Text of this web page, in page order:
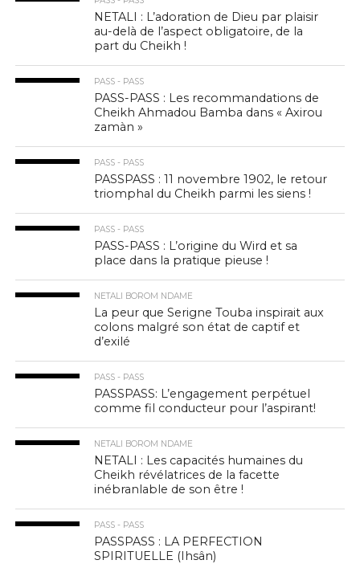
NETALI : L’adoration de Dieu par plaisir
au-delà de l’aspect obligatoire, de la
part du Cheikh !
PASS - PASS
PASS-PASS : Les recommandations de
Cheikh Ahmadou Bamba dans « Axirou
zamàn »
PASS - PASS
PASSPASS : 11 novembre 1902, le retour
triomphal du Cheikh parmi les siens !
PASS - PASS
PASS-PASS : L’origine du Wird et sa
place dans la pratique pieuse !
NETALI BOROM NDAME
La peur que Serigne Touba inspirait aux
colons malgré son état de captif et
d’exilé
PASS - PASS
PASSPASS: L’engagement perpétuel
comme fil conducteur pour l’aspirant!
NETALI BOROM NDAME
NETALI : Les capacités humaines du
Cheikh révélatrices de la facette
inébranlable de son être !
PASS - PASS
PASSPASS : LA PERFECTION
SPIRITUELLE (Ihsân)